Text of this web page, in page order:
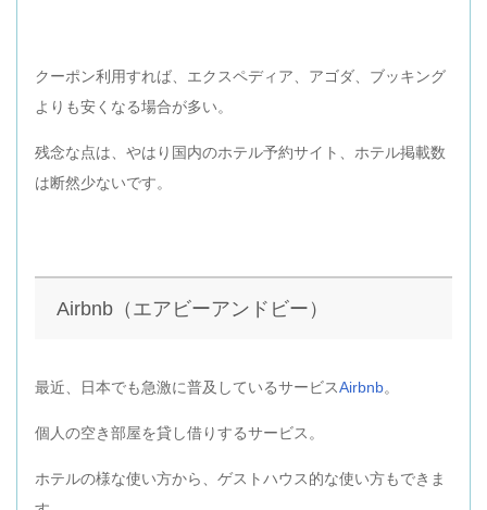
クーポン利用すれば、エクスペディア、アゴダ、ブッキング
よりも安くなる場合が多い。
残念な点は、やはり国内のホテル予約サイト、ホテル掲載数
は断然少ないです。
Airbnb（エアビーアンドビー）
最近、日本でも急激に普及しているサービスAirbnb。
個人の空き部屋を貸し借りするサービス。
ホテルの様な使い方から、ゲストハウス的な使い方もできま